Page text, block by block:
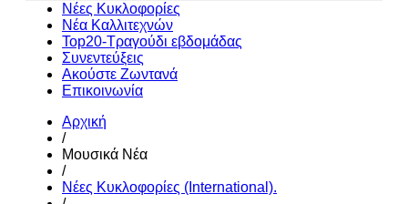
Νέες Κυκλοφορίες
Νέα Καλλιτεχνών
Top20-Τραγούδι εβδομάδας
Συνεντεύξεις
Ακούστε Ζωντανά
Επικοινωνία
Αρχική
/
Μουσικά Νέα
/
Νέες Κυκλοφορίες (International).